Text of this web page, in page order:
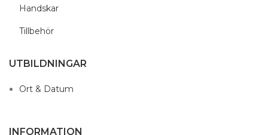
Handskar
Tillbehör
UTBILDNINGAR
Ort & Datum
INFORMATION